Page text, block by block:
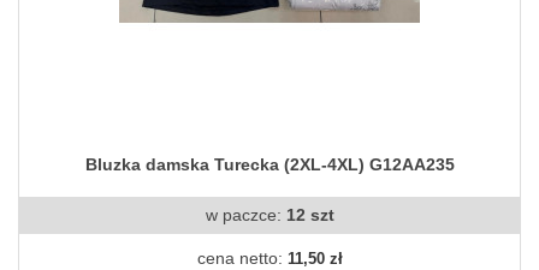
Bluzka damska Turecka (2XL-4XL) G12AA235
w paczce: 12 szt
cena netto: 11,50 zł